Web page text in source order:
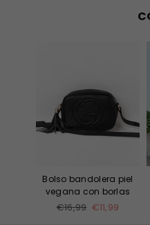
Bolso bandolera piel
vegana con borlas
Precio
€16,99 €11,99